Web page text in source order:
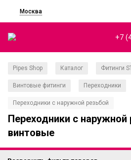
Москва
+7
Pipes Shop Каталог Фитинги
Винтовые фитинги Переходники
Переходники с наружной резьбой
Переходники с наружной
винтовые